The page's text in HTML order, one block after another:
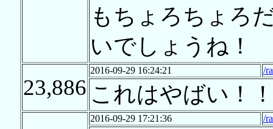
もちょろちょろ
いでしょうね！
23,886
2016-09-29 16:24:21 /
これはやばい！
2016-09-29 17:21:36 /